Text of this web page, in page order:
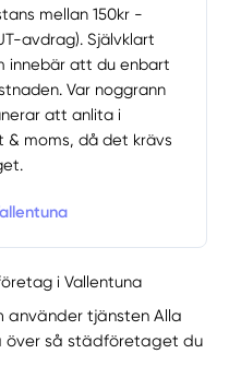
mellan 150kr -
avdrag). Självklart
innebär att du enbart
Var noggrann
att anlita i
& moms, då det krävs
i Vallentuna
använder tjänsten Alla
så städföretaget du